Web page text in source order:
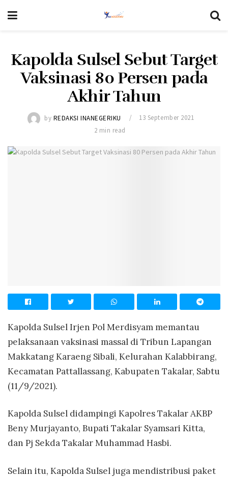
Kapolda Sulsel Sebut Target
Vaksinasi 80 Persen pada
Akhir Tahun
by REDAKSI INANEGERIKU
13 September 2021
2 min read
Kapolda Sulsel Irjen Pol Merdisyam memantau
pelaksanaan vaksinasi massal di Tribun Lapangan
Makkatang Karaeng Sibali, Kelurahan Kalabbirang,
Kecamatan Pattallassang, Kabupaten Takalar, Sabtu
(11/9/2021).
Kapolda Sulsel didampingi Kapolres Takalar AKBP
Beny Murjayanto, Bupati Takalar Syamsari Kitta,
dan Pj Sekda Takalar Muhammad Hasbi.
Selain itu, Kapolda Sulsel juga mendistribusi paket